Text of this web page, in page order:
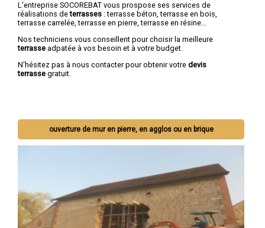
L'entreprise SOCOREBAT vous prospose ses services de
réalisations deterrasses : terrasse béton, terrasse en bois,
terrasse carrelée, terrasse en pierre, terrasse en résine...
Nos techniciens vous conseillent pour choisir la meilleure
terrasse adpatée à vos besoin et à votre budget.
N'hésitez pas à nous contacter pour obtenir votre devis
terrasse gratuit.
ouverture de mur en pierre, en agglos ou en brique